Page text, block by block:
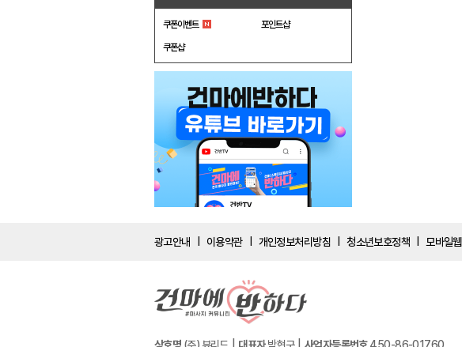
쿠폰이벤트 포인트샵
쿠폰샵
광고안내 이용약관 개인정보처리방침 청소년보호정책 모바일웹